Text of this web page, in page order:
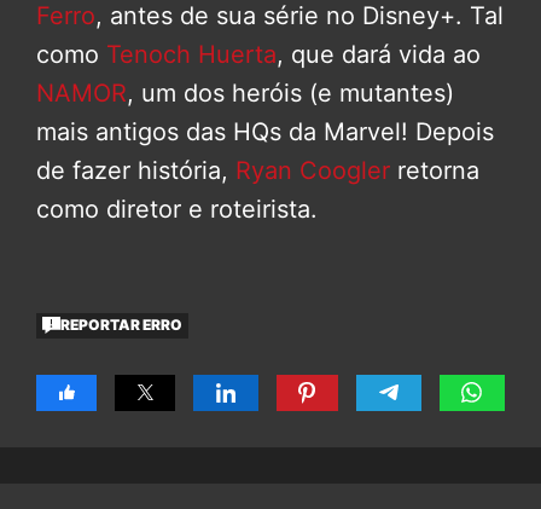
Ferro, antes de sua série no Disney+. Tal
como Tenoch Huerta, que dará vida ao
NAMOR, um dos heróis (e mutantes)
mais antigos das HQs da Marvel! Depois
de fazer história, Ryan Coogler retorna
como diretor e roteirista.
REPORTAR ERRO